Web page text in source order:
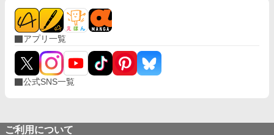
アプリ一覧
公式SNS一覧
ご利用について